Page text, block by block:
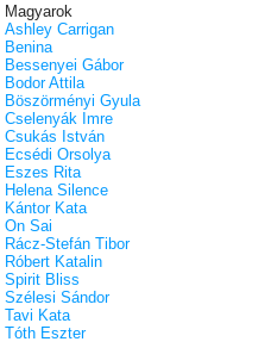
Magyarok
Ashley Carrigan
Benina
Bessenyei Gábor
Bodor Attila
Böszörményi Gyula
Cselenyák Imre
Csukás István
Ecsédi Orsolya
Eszes Rita
Helena Silence
Kántor Kata
On Sai
Rácz-Stefán Tibor
Róbert Katalin
Spirit Bliss
Szélesi Sándor
Tavi Kata
Tóth Eszter